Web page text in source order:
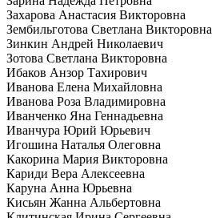
Захарова Анастасия Викторовна
Зембильготова Светлана Викторовна
Зинкин Андрей Николаевич
Зотова Светлана Викторовна
Ибаков Анзор Тахирович
Иванова Елена Михайловна
Иванова Роза Владимировна
Иванченко Яна Геннадьевна
Иванчура Юрий Юрьевич
Игошина Наталья Олеговна
Какорина Мария Викторовна
Кариди Вера Алексеевна
Каруна Анна Юрьевна
Кисьян Жанна Альбертовна